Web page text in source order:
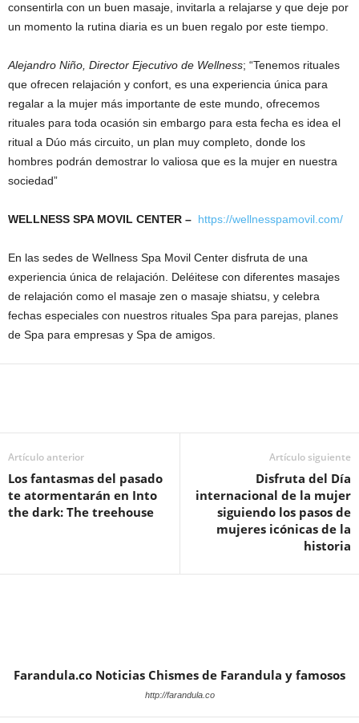
consentirla con un buen masaje, invitarla a relajarse y que deje por
un momento la rutina diaria es un buen regalo por este tiempo.
Alejandro Niño, Director Ejecutivo de Wellness; “Tenemos rituales
que ofrecen relajación y confort, es una experiencia única para
regalar a la mujer más importante de este mundo, ofrecemos
rituales para toda ocasión sin embargo para esta fecha es idea el
ritual a Dúo más circuito, un plan muy completo, donde los
hombres podrán demostrar lo valiosa que es la mujer en nuestra
sociedad”
WELLNESS SPA MOVIL CENTER – https://wellnesspamovil.com/
En las sedes de Wellness Spa Movil Center disfruta de una
experiencia única de relajación. Deléitese con diferentes masajes
de relajación como el masaje zen o masaje shiatsu, y celebra
fechas especiales con nuestros rituales Spa para parejas, planes
de Spa para empresas y Spa de amigos.
Artículo anterior
Los fantasmas del pasado
te atormentarán en Into
the dark: The treehouse
Artículo siguiente
Disfruta del Día
internacional de la mujer
siguiendo los pasos de
mujeres icónicas de la
historia
Farandula.co Noticias Chismes de Farandula y famosos
http://farandula.co